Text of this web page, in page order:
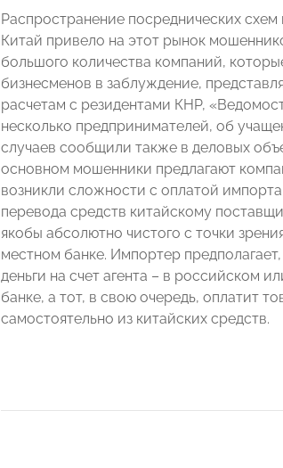
Распространение посреднических схем
Китай привело на этот рынок
большого количества компаний,
бизнесменов в заблуждение,
расчетам с резидентами КНР,
несколько предпринимателей, об
случаев сообщили также в деловых
основном мошенники предлагают
возникли сложности с оплатой
перевода средств китайскому
якобы абсолютно чистого с точки
местном банке. Импортер
деньги на счет агента – в российском
банке, а тот, в свою очередь, оплатит
самостоятельно из китайских средств.